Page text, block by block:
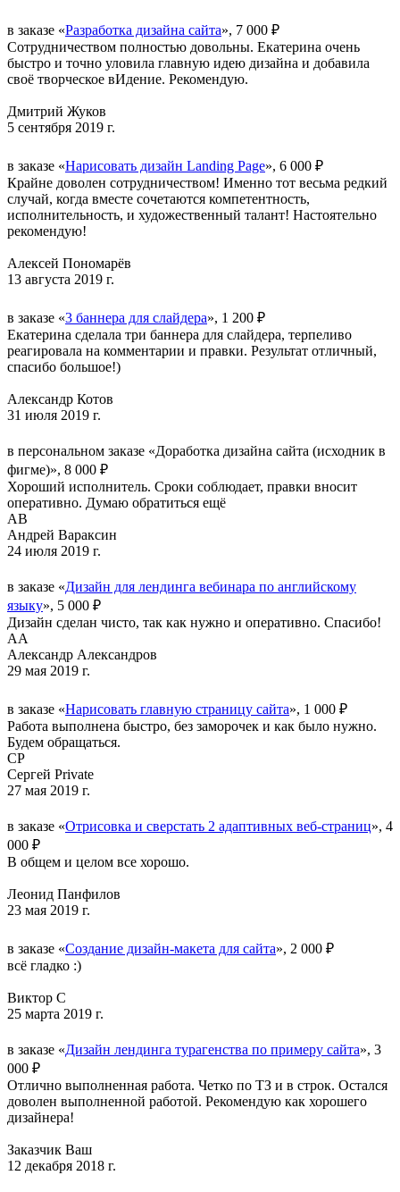
в заказе «Разработка дизайна сайта», 7 000 ₽
Сотрудничеством полностью довольны. Екатерина очень
быстро и точно уловила главную идею дизайна и добавила
своё творческое вИдение. Рекомендую.
Дмитрий Жуков
5 сентября 2019 г.
в заказе «Нарисовать дизайн Landing Page», 6 000 ₽
Крайне доволен сотрудничеством! Именно тот весьма редкий
случай, когда вместе сочетаются компетентность,
исполнительность, и художественный талант! Настоятельно
рекомендую!
Алексей Пономарёв
13 августа 2019 г.
в заказе «3 баннера для слайдера», 1 200 ₽
Екатерина сделала три баннера для слайдера, терпеливо
реагировала на комментарии и правки. Результат отличный,
спасибо большое!)
Александр Котов
31 июля 2019 г.
в персональном заказе «Доработка дизайна сайта (исходник в
фигме)», 8 000 ₽
Хороший исполнитель. Сроки соблюдает, правки вносит
оперативно. Думаю обратиться ещё
АВ
Андрей Вараксин
24 июля 2019 г.
в заказе «Дизайн для лендинга вебинара по английскому
языку», 5 000 ₽
Дизайн сделан чисто, так как нужно и оперативно. Спасибо!
АА
Александр Александров
29 мая 2019 г.
в заказе «Нарисовать главную страницу сайта», 1 000 ₽
Работа выполнена быстро, без заморочек и как было нужно.
Будем обращаться.
СP
Сергей Private
27 мая 2019 г.
в заказе «Отрисовка и сверстать 2 адаптивных веб-страниц», 4
000 ₽
В общем и целом все хорошо.
Леонид Панфилов
23 мая 2019 г.
в заказе «Создание дизайн-макета для сайта», 2 000 ₽
всё гладко :)
Виктор С
25 марта 2019 г.
в заказе «Дизайн лендинга турагенства по примеру сайта», 3
000 ₽
Отлично выполненная работа. Четко по ТЗ и в строк. Остался
доволен выполненной работой. Рекомендую как хорошего
дизайнера!
Заказчик Ваш
12 декабря 2018 г.